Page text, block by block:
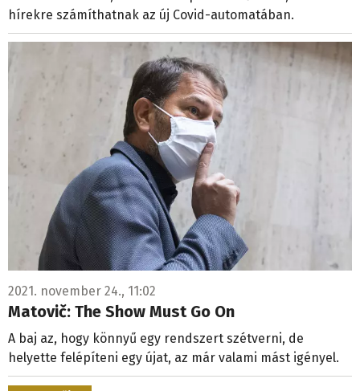
hírekre számíthatnak az új Covid-automatában.
2021. november 24., 11:02
Matovič: The Show Must Go On
A baj az, hogy könnyű egy rendszert szétverni, de
helyette felépíteni egy újat, az már valami mást igényel.